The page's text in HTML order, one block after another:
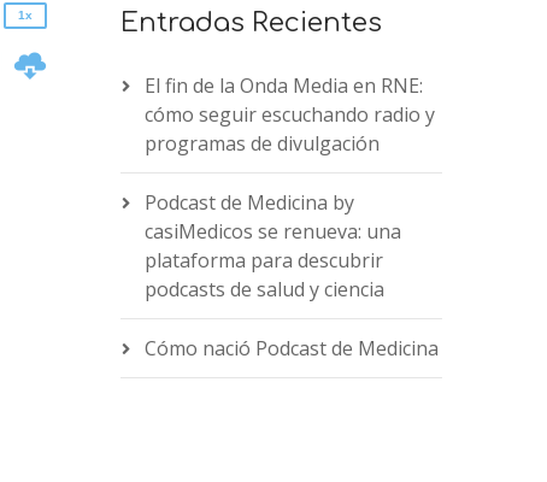
1x Entradas Recientes
El fin de la Onda Media en RNE:
cómo seguir escuchando radio y
programas de divulgación
Podcast de Medicina by
casiMedicos se renueva: una
plataforma para descubrir
podcasts de salud y ciencia
Cómo nació Podcast de Medicina